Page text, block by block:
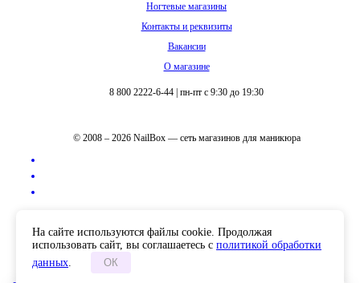
Ногтевые магазины
Контакты и реквизиты
Вакансии
О магазине
8 800 2222-6-44 пн-пт с 9:30 до 19:30
© 2008 – 2026 NailBox — сеть магазинов для маникюра
На сайте используются файлы cookie. Продолжая
использовать сайт, вы соглашаетесь с политикой обработки
данных. ОК